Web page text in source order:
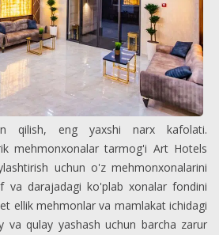
qilish, eng yaxshi narx kafolati.
mehmonxonalar tarmog'i Art Hotels
uchun o'z mehmonxonalarini
va darajadagi ko'plab xonalar fondini
ellik mehmonlar va mamlakat ichidagi
va qulay yashash uchun barcha zarur